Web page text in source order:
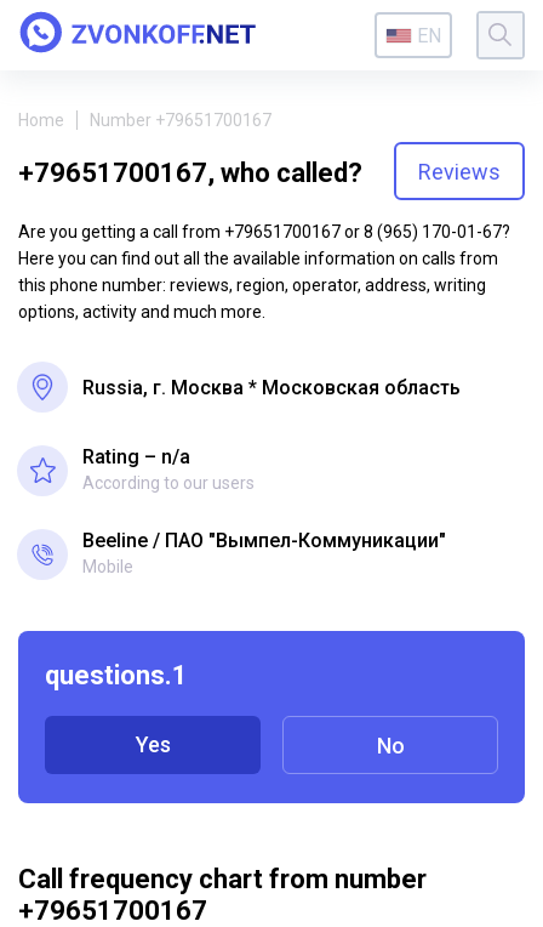
EN
Home Number +79651700167
+79651700167, who called? Reviews
Are you getting a call from +79651700167 or 8 (965) 170-01-67?
Here you can find out all the available information on calls from
this phone number: reviews, region, operator, address, writing
options, activity and much more.
Russia, г. Москва * Московская область
Rating – n/a
According to our users
Beeline ПАО "Вымпел-Коммуникации"
Mobile
questions.1
Yes No
Call frequency chart from number
+79651700167